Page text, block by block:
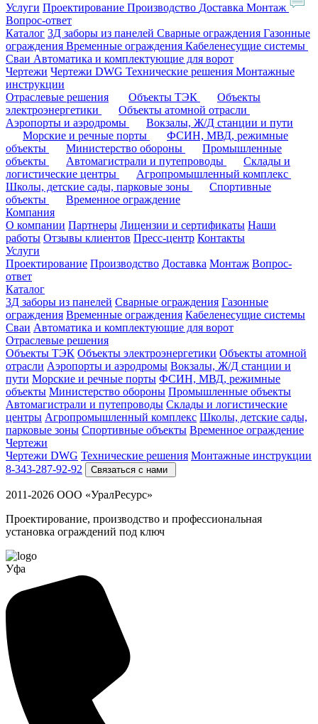
Услуги Проектирование Производство Доставка Монтаж
Вопрос-ответ
Каталог 3Д заборы из панелей Сварные ограждения Газонные
ограждения Временные ограждения Кабеленесущие системы
Cваи Автоматика и комплектующие для ворот
Чертежи Чертежи DWG Технические решения Монтажные
инструкции
Отраслевые решения
Объекты ТЭК
Объекты
электроэнергетики
Объекты атомной отрасли
Аэропорты и аэродромы
Вокзалы, Ж/Д станции и пути
Морские и речные порты
ФСИН, МВД, режимные
объекты
Министерство обороны
Промышленные
объекты
Автомагистрали и путепроводы
Склады и
логистические центры
Агропромышленный комплекс
Школы, детские сады, парковые зоны
Спортивные
объекты
Временное ограждение
Компания
О компании Партнеры Лицензии и сертификаты Наши
работы Отзывы клиентов Пресс-центр Контакты
Услуги
Проектирование Производство Доставка Монтаж Вопрос-
ответ
Каталог
3Д заборы из панелей Сварные ограждения Газонные
ограждения Временные ограждения Кабеленесущие системы
Cваи Автоматика и комплектующие для ворот
Отраслевые решения
Объекты ТЭК Объекты электроэнергетики Объекты атомной
отрасли Аэропорты и аэродромы Вокзалы, Ж/Д станции и
пути Морские и речные порты ФСИН, МВД, режимные
объекты Министерство обороны Промышленные объекты
Автомагистрали и путепроводы Склады и логистические
центры Агропромышленный комплекс Школы, детские сады,
парковые зоны Спортивные объекты Временное ограждение
Чертежи
Чертежи DWG Технические решения Монтажные инструкции
8-343-287-92-92
Связаться с нами
2011-2026 ООО «УралРесурс»
Проектирование, производство и профессиональная
установка ограждений под ключ
Уфа